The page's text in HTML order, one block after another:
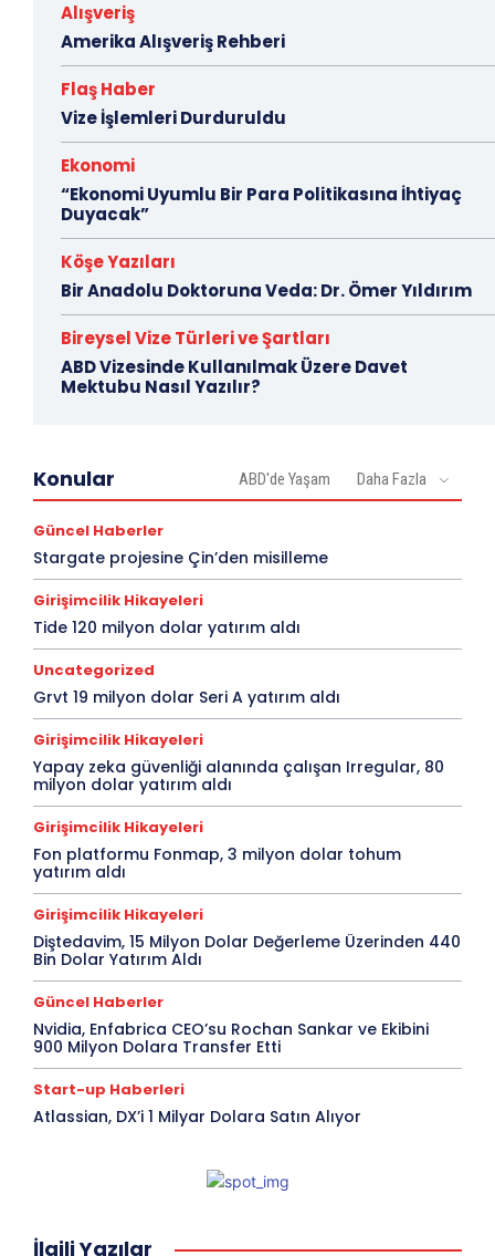
Alışveriş
Amerika Alışveriş Rehberi
Flaş Haber
Vize İşlemleri Durduruldu
Ekonomi
“Ekonomi Uyumlu Bir Para Politikasına İhtiyaç
Duyacak”
Köşe Yazıları
Bir Anadolu Doktoruna Veda: Dr. Ömer Yıldırım
Bireysel Vize Türleri ve Şartları
ABD Vizesinde Kullanılmak Üzere Davet
Mektubu Nasıl Yazılır?
Konular ABD'de Yaşam Daha Fazla
Güncel Haberler
Stargate projesine Çin’den misilleme
Girişimcilik Hikayeleri
Tide 120 milyon dolar yatırım aldı
Uncategorized
Grvt 19 milyon dolar Seri A yatırım aldı
Girişimcilik Hikayeleri
Yapay zeka güvenliği alanında çalışan Irregular, 80
milyon dolar yatırım aldı
Girişimcilik Hikayeleri
Fon platformu Fonmap, 3 milyon dolar tohum
yatırım aldı
Girişimcilik Hikayeleri
Diştedavim, 15 Milyon Dolar Değerleme Üzerinden 440
Bin Dolar Yatırım Aldı
Güncel Haberler
Nvidia, Enfabrica CEO’su Rochan Sankar ve Ekibini
900 Milyon Dolara Transfer Etti
Start-up Haberleri
Atlassian, DX’i 1 Milyar Dolara Satın Alıyor
İlgili Yazılar